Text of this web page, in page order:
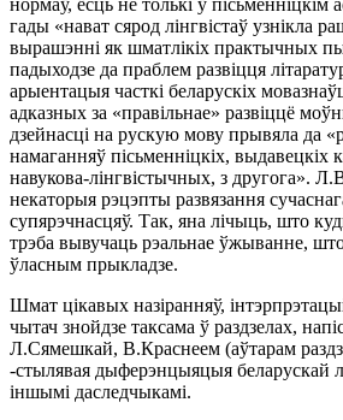
гады «нават сярод лінгвістаў узнікла
вырашэнні як шматлікіх практычных
падыходзе да праблем развіцця
арыентацыя часткі беларускіх
адказных за «правільнае» развіццё
дзейнасці на рускую мову прывяла да
намаганняў пісьменніцкіх, выдавецкіх
навукова-лінгвістычных, з другога».
некаторыя рэцэпты развязання
супярэчнасцяў. Так, яна лічыць, што
трэба вывучаць рэальнае ўжыванне, што
ўласным прыкладзе.
Шмат цікавых назіранняў,
чытач знойдзе таксама ў раздзелах,
Л.Сямешкай, В.Краснеем (аўтарам
-стылявая дыферэнцыяцыя беларускай
іншымі даследчыкамі.